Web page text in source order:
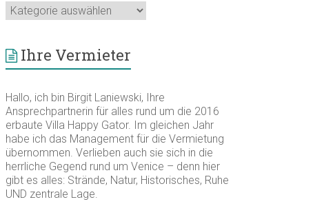
Nach
Kategorien
Ihre Vermieter
Hallo, ich bin Birgit Laniewski, Ihre
Ansprechpartnerin für alles rund um die 2016
erbaute Villa Happy Gator. Im gleichen Jahr
habe ich das Management für die Vermietung
übernommen. Verlieben auch sie sich in die
herrliche Gegend rund um Venice – denn hier
gibt es alles: Strände, Natur, Historisches, Ruhe
UND zentrale Lage.